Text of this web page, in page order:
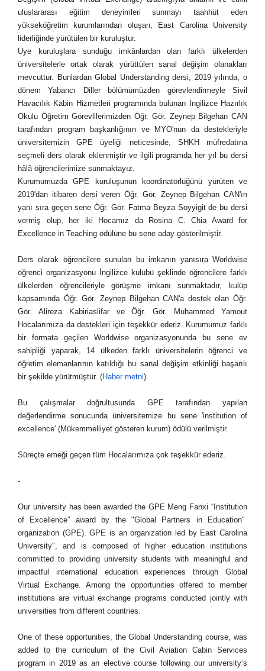
uluslararası eğitim deneyimleri sunmayı taahhüt eden
yükseköğretim kurumlarından oluşan, East Carolina University
liderliğinde yürütülen bir kuruluştur.
Üye kuruluşlara sunduğu imkânlardan olan farklı ülkelerden
üniversitelerle ortak olarak yürüttülen sanal değişim olanakları
mevcuttur. Bunlardan Global Understanding dersi, 2019 yılında, o
dönem Yabancı Diller bölümümüzden görevlendirmeyle Sivil
Havacılık Kabin Hizmetleri programında bulunan İngilizce Hazırlık
Okulu Öğretim Görevlilerimizden Öğr. Gör. Zeynep Bilgehan CAN
tarafından program başkanlığının ve MYO'nun da destekleriyle
üniversitemizin GPE üyeliği neticesinde, SHKH müfredatına
seçmeli ders olarak eklenmiştir ve ilgili programda her yıl bu dersi
hâlâ öğrencilerimize sunmaktayız.
Kurumumuzda GPE kuruluşunun koordinatörlüğünü yürüten ve
2019'dan itibaren dersi veren Öğr. Gör. Zeynep Bilgehan CAN'ın
yanı sıra geçen sene Öğr. Gör. Fatma Beyza Soyyigit de bu dersi
vermiş olup, her iki Hocamız da Rosina C. Chia Award for
Excellence in Teaching ödülüne bu sene aday gösterilmiştir.
Ders olarak öğrencilere sunulan bu imkanın yanısıra Worldwise
öğrenci organizasyonu İngilizce kulübü şeklinde öğrencilere farklı
ülkelerden öğrencileriyle görüşme imkanı sunmaktadır, kulüp
kapsamında Öğr. Gör. Zeynep Bilgehan CAN'a destek olan Öğr.
Gör. Alireza Kabiriaslifar ve Öğr. Gör. Muhammed Yamout
Hocalarımıza da destekleri için teşekkür ederiz. Kurumumuz farklı
bir formata geçilen Worldwise organizasyonunda bu sene ev
sahipliği yaparak, 14 ülkeden farklı üniversitelerin öğrenci ve
öğretim elemanlarının katıldığı bu sanal değişim etkinliği başarılı
bir şekilde yürütmüştür. (Haber metni)
Bu çalışmalar doğrultusunda GPE tarafından yapılan
değerlendirme sonucunda üniversitemize bu sene 'institution of
excellence' (Mükemmelliyet gösteren kurum) ödülü verilmiştir.
Süreçte emeği geçen tüm Hocalarımıza çok teşekkür ederiz.
-
Our university has been awarded the GPE Meng Fanxi “Institution
of Excellence” award by the "Global Partners in Education"
organization (GPE). GPE is an organization led by East Carolina
University", and is composed of higher education institutions
committed to providing university students with meaningful and
impactful international education experiences through Global
Virtual Exchange. Among the opportunities offered to member
institutions are virtual exchange programs conducted jointly with
universities from different countries.
One of these opportunities, the Global Understanding course, was
added to the curriculum of the Civil Aviation Cabin Services
program in 2019 as an elective course following our university’s